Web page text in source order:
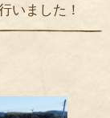
いました！